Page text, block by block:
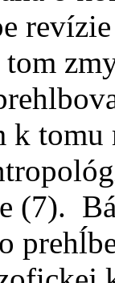
tom
k
(7).